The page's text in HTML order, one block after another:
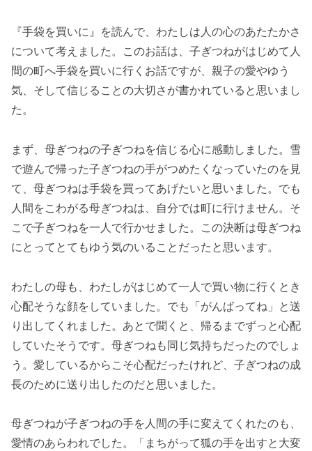
『手袋を買いに』を読んで、わたしは人の心のあたたかさ
について考えました。このお話は、子ぎつねがはじめて人
間の町へ手袋を買いに行くお話ですが、親子の愛やゆう
気、そして信じることの大切さが書かれていると思いまし
た。
まず、母ぎつねの子ぎつねを信じる心に感動しました。雪
で遊んで帰った子ぎつねの手がつめたくなっていたのを見
て、母ぎつねは手袋を買ってあげたいと思いました。でも
人間をこわがる母ぎつねは、自分では町に行けません。そ
こで子ぎつねを一人で行かせました。この決断は母ぎつね
にとってとてもゆう気のいることだったと思います。
わたしの母も、わたしがはじめて一人で買い物に行くとき
心配そうな顔をしていました。でも「がんばってね」と送
り出してくれました。あとで聞くと、帰るまでずっと心配
していたそうです。母ぎつねも同じ気持ちだったのでしょ
う。愛しているからこそ心配だったけれど、子ぎつねの成
長のために送り出したのだと思いました。
母ぎつねが子ぎつねの手を人間の手に変えてくれたのも、
愛情のあらわれでした。「まちがって狐の手を出すと大変